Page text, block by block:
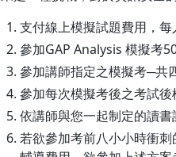
支付線上模擬試題費用，
參加GAP Analysis 模擬考
參加講師指定之模擬考─共
參加每次模擬考後之考試
依講師與您一起制定的讀書
若欲參加考前八小小時衝